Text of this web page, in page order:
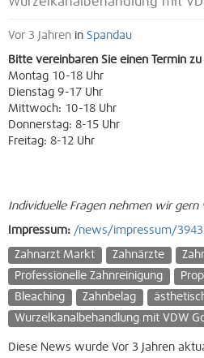
Vor 3 Jahren in Spandau
Bitte vereinbaren Sie einen Termin
Montag 10-18 Uhr
Dienstag 9-17 Uhr
Mittwoch: 10-18 Uhr
Donnerstag: 8-15 Uhr
Freitag: 8-12 Uhr
Individuelle Fragen nehmen wir
Impressum: /news/impressum/
Zahnarzt Markt Zahnärzte
Professionelle Zahnreinigung
Bleaching
Zahnbelag
Wurzelkanalbehandlung mit VDW
Diese News wurde Vor 3 Jahren